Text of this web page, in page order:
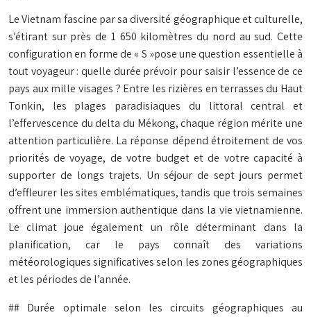
Le Vietnam fascine par sa diversité géographique et culturelle,
s’étirant sur près de 1 650 kilomètres du nord au sud. Cette
configuration en forme de « S »pose une question essentielle à
tout voyageur : quelle durée prévoir pour saisir l’essence de ce
pays aux mille visages ? Entre les rizières en terrasses du Haut
Tonkin, les plages paradisiaques du littoral central et
l’effervescence du delta du Mékong, chaque région mérite une
attention particulière. La réponse dépend étroitement de vos
priorités de voyage, de votre budget et de votre capacité à
supporter de longs trajets. Un séjour de sept jours permet
d’effleurer les sites emblématiques, tandis que trois semaines
offrent une immersion authentique dans la vie vietnamienne.
Le climat joue également un rôle déterminant dans la
planification, car le pays connaît des variations
météorologiques significatives selon les zones géographiques
et les périodes de l’année.
## Durée optimale selon les circuits géographiques au